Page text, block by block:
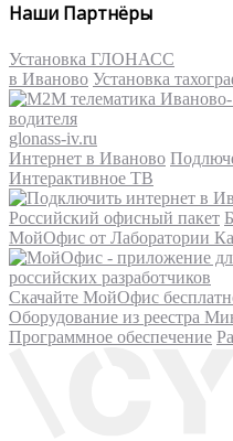
Наши Партнёры
Установка ГЛОНАСС
в Иваново Установка
glonass-iv.ru
Интернет в Иваново
Интерактивное ТВ
Российский офисный пакет
МойОфис от Лаборатории
Скачайте МойОфис
Оборудование из реестра
Программное обеспечение